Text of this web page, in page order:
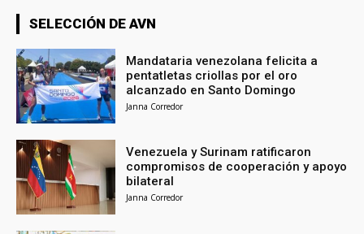
SELECCIÓN DE AVN
Mandataria venezolana felicita a
pentatletas criollas por el oro
alcanzado en Santo Domingo
Janna Corredor
Venezuela y Surinam ratificaron
compromisos de cooperación y apoyo
bilateral
Janna Corredor